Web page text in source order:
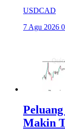
USDCAD
7 Agu 2026
Makin